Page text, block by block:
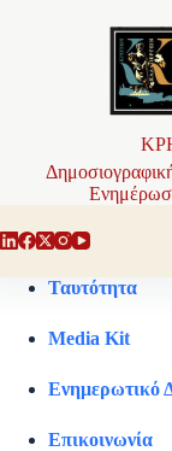
Ταυτότητα
Media Kit
Ενημερωτικό
Επικοινωνία